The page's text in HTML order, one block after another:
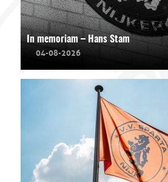
In memoriam – Hans Stam
04-08-2026